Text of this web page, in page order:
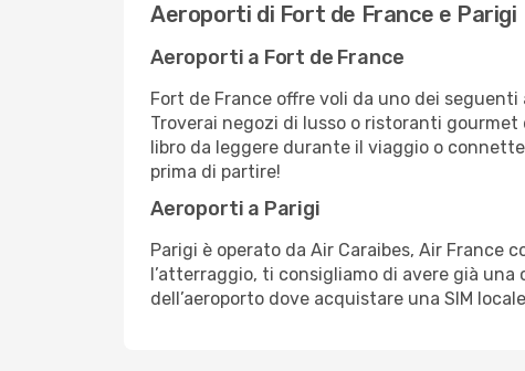
Aeroporti di Fort de France e Parigi
Aeroporti a Fort de France
Fort de France offre voli da uno dei
Troverai negozi di lusso o ristoranti
libro da leggere durante il viaggio o
prima di partire!
Aeroporti a Parigi
Parigi è operato da Air Caraibes, Air France
l’atterraggio, ti consigliamo di avere già
dell’aeroporto dove acquistare una SIM